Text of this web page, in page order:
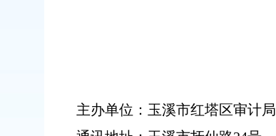
主办单位： 玉溪市红塔区审计局